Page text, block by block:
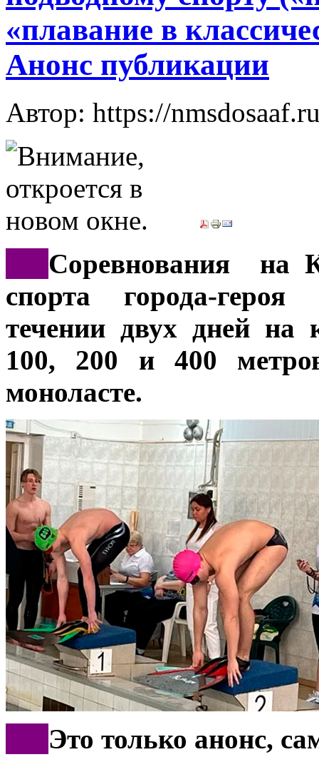
«плавание в
Анонс публикации
Автор: https://
Соревнования на
спорта города-
течении двух дней на
100, 200 и 400
моноласте.
Это только анонс,